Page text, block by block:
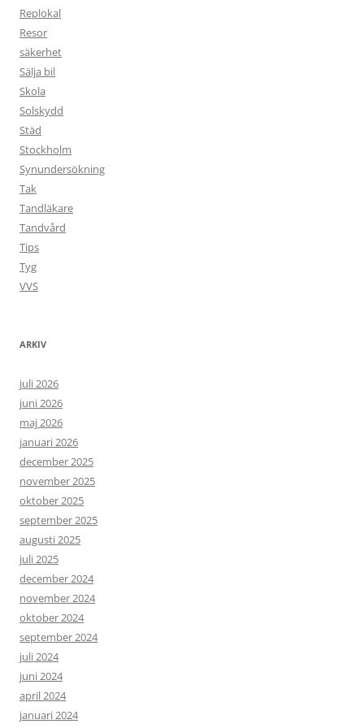
Replokal
Resor
säkerhet
Sälja bil
Skola
Solskydd
Städ
Stockholm
Synundersökning
Tak
Tandläkare
Tandvård
Tips
Tyg
VVS
ARKIV
juli 2026
juni 2026
maj 2026
januari 2026
december 2025
november 2025
oktober 2025
september 2025
augusti 2025
juli 2025
december 2024
november 2024
oktober 2024
september 2024
juli 2024
juni 2024
april 2024
januari 2024